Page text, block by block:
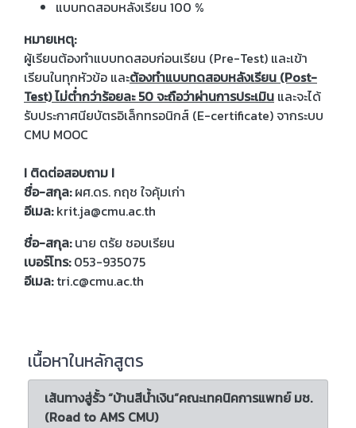
แบบทดสอบหลังเรียน 100 %
หมายเหตุ:
ผู้เรียนต้องทำแบบทดสอบก่อนเรียน (Pre-Test) และเข้า
เรียนในทุกหัวข้อ และต้องทำแบบทดสอบหลังเรียน (Post-
Test) ไม่ต่ำกว่าร้อยละ 50 จะถือว่าผ่านการประเมิน และจะได้
รับประกาศนียบัตรอิเล็กทรอนิกส์ (E-certificate) จากระบบ
CMU MOOC
I ติดต่อสอบถาม I
ชื่อ-สกุล:ผศ.ดร. กฤช ใจคุ้มเก่า
อีเมล:krit.ja@cmu.ac.th
ชื่อ-สกุล:นาย ตรัย ชอบเรียน
เบอร์โทร:053-935075
อีเมล:tri.c@cmu.ac.th
เนื้อหาในหลักสูตร
เส้นทางสู่รั้ว “บ้านสีน้ำเงิน”คณะเทคนิคการแพทย์ มช.
(Road to AMS CMU)